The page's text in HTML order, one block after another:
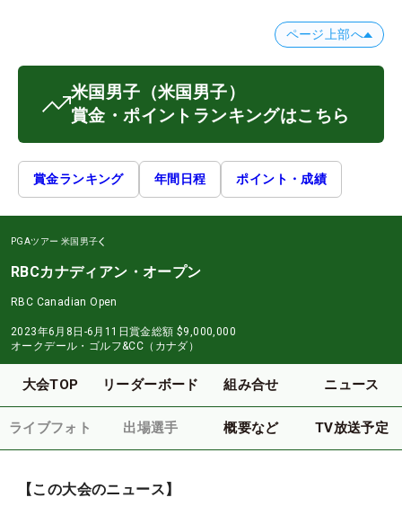
ページ上部へ
米国男子 （米国男子）
賞金・ポイントランキングはこちら
賞金ランキング 年間日程 ポイント・成績
PGAツアー 米国男子
RBCカナディアン・オープン
RBC Canadian Open
2023年6月8日-6月11日賞金総額 $9,000,000
オークデール・ゴルフ&CC（カナダ）
大会TOP リーダーボード 組み合せ ニュース
ライブフォト 出場選手 概要など TV放送予定
【この大会のニュース】